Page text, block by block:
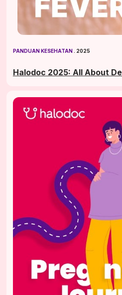
PANDUAN KESEHATAN . 2025
Halodoc 2025: All About